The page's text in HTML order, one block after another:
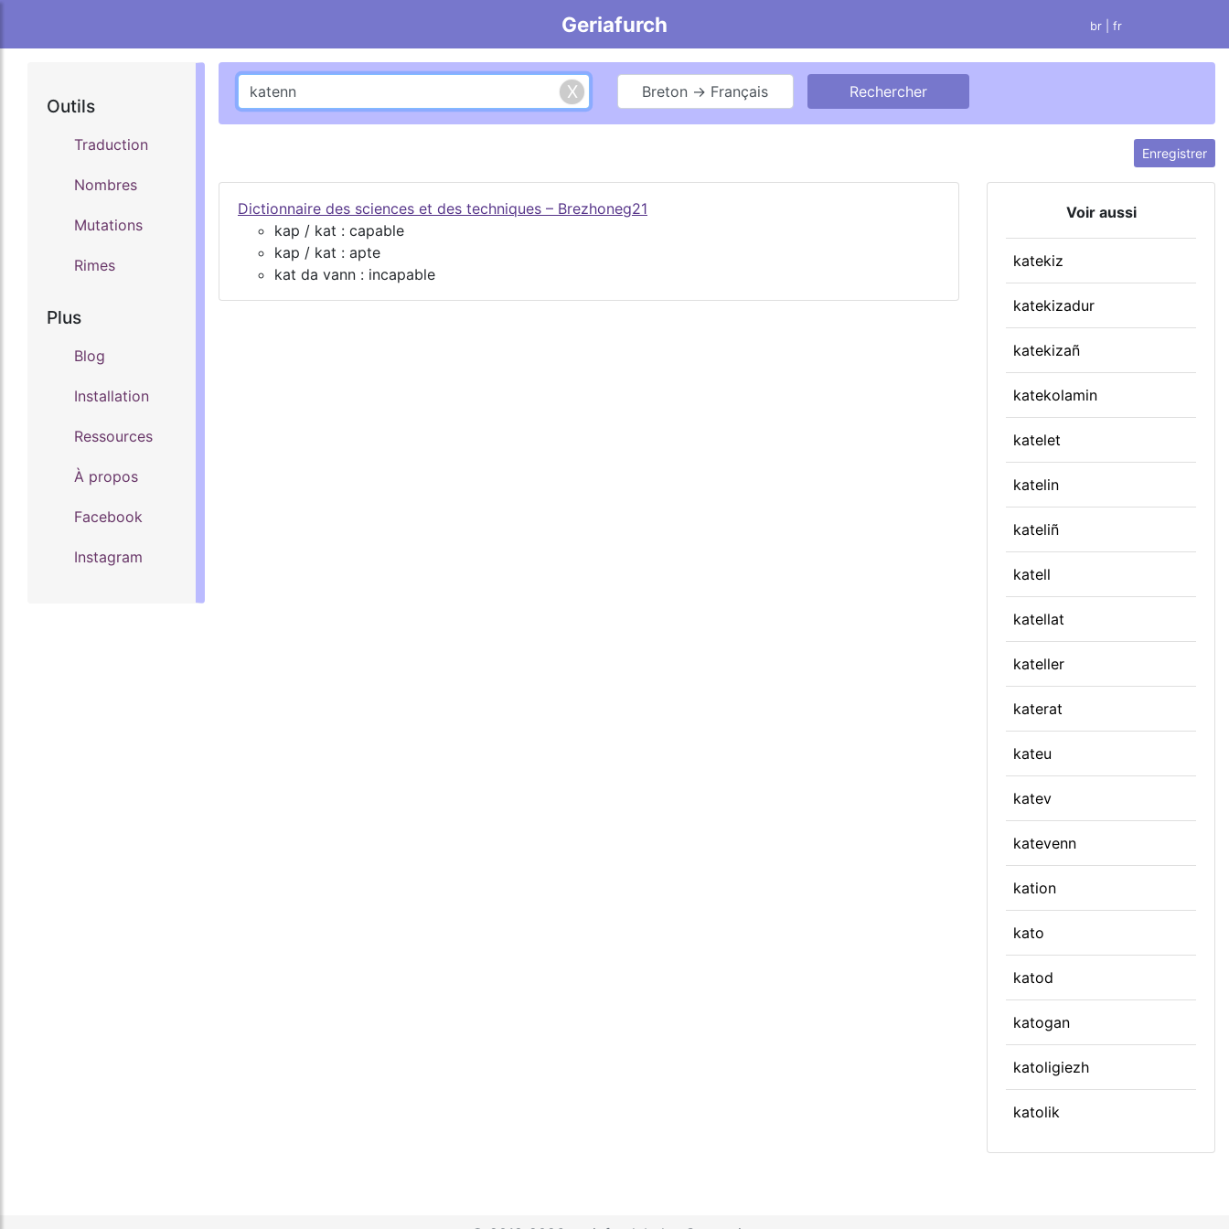
Geriafurch br | fr
Outils
Traduction
Nombres
Mutations
Rimes
Plus
Blog
Installation
Ressources
À propos
Facebook
Instagram
Breton → Français
Enregistrer
Dictionnaire des sciences et des techniques – Brezhoneg21
kap / kat : capable
kap / kat : apte
kat da vann : incapable
Voir aussi
katekiz
katekizadur
katekizañ
katekolamin
katelet
katelin
kateliñ
katell
katellat
kateller
katerat
kateu
katev
katevenn
kation
kato
katod
katogan
katoligiezh
katolik